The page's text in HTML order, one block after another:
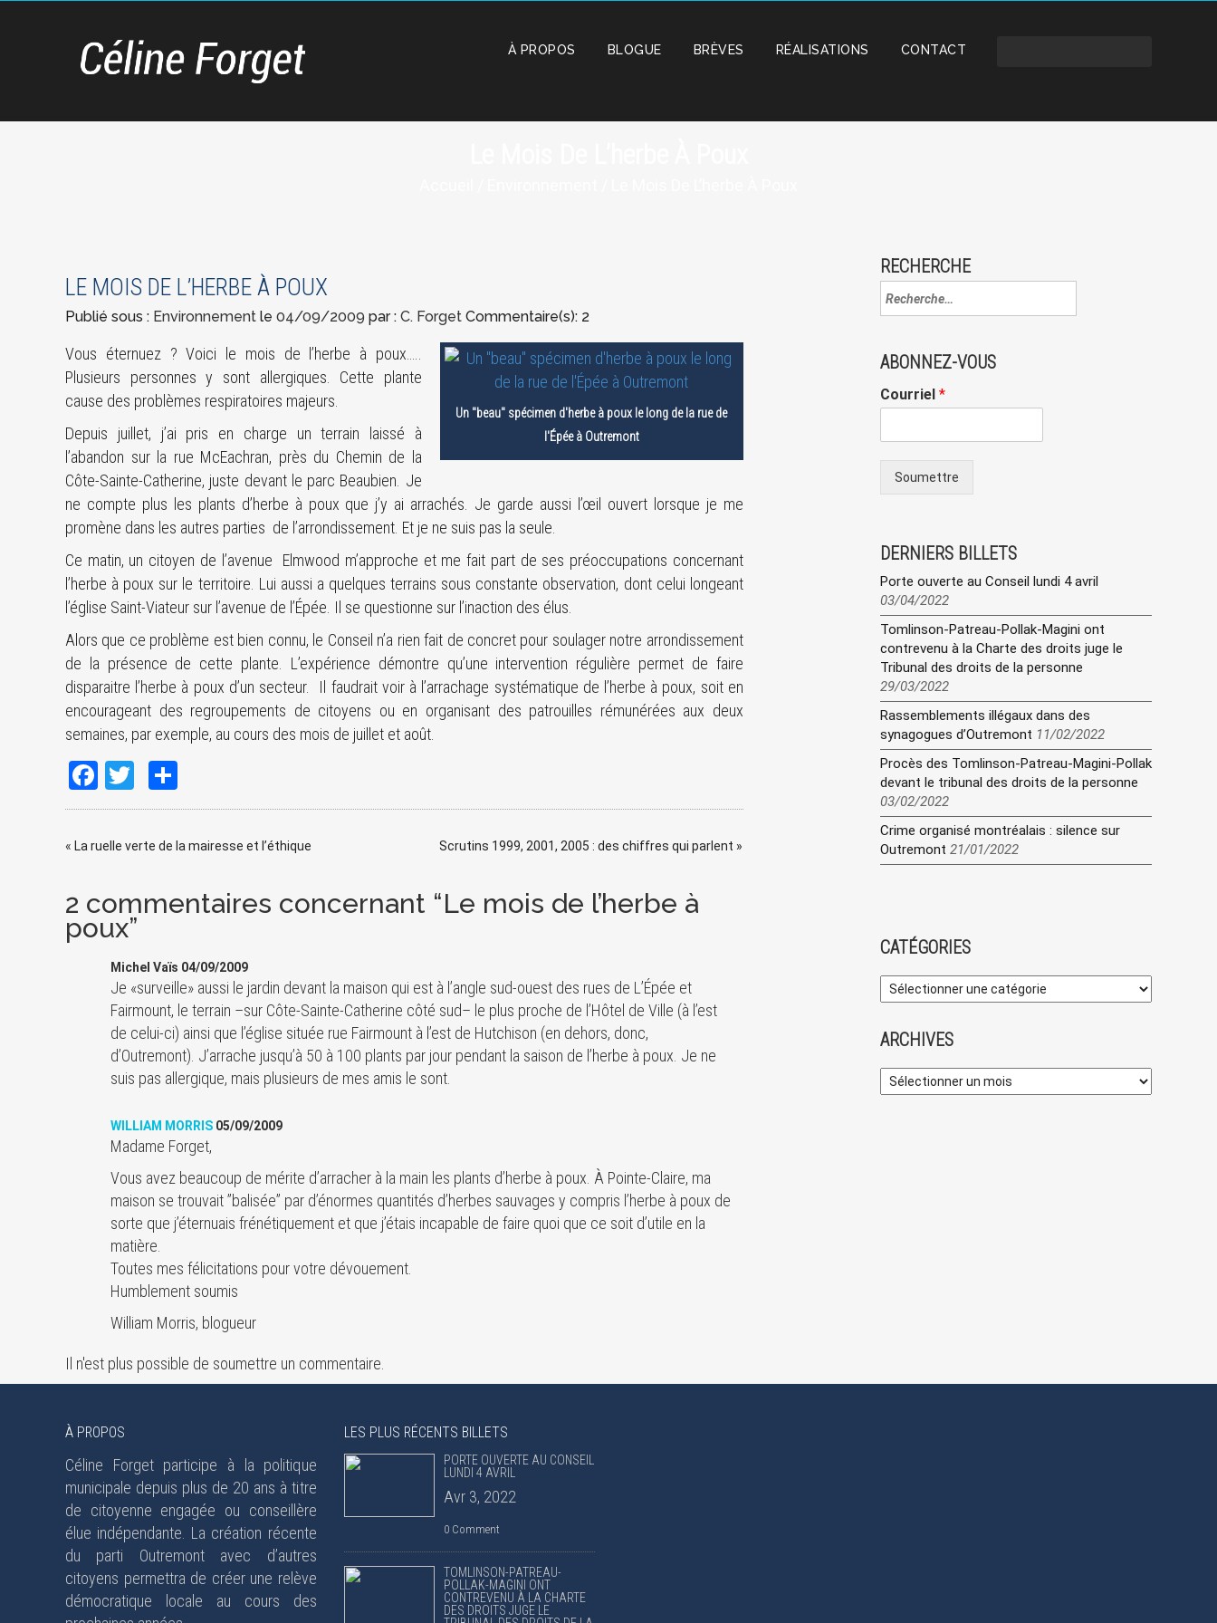
À PROPOS BLOGUE BRÈVES RÉALISATIONS CONTACT
LE MOIS DE L’HERBE À POUX
Publié sous : Environnement le 04/09/2009 par : C. Forget Commentaire(s): 2
Un "beau" spécimen d'herbe à poux le long de la rue de
l'Épée à Outremont
Vous éternuez ? Voici le mois de l’herbe à poux…..
Plusieurs personnes y sont allergiques. Cette plante
cause des problèmes respiratoires majeurs.
Depuis juillet, j’ai pris en charge un terrain laissé à
l’abandon sur la rue McEachran, près du Chemin de la
Côte-Sainte-Catherine, juste devant le parc Beaubien. Je
ne compte plus les plants d’herbe à poux que j’y ai arrachés. Je garde aussi l’œil ouvert lorsque je me
promène dans les autres parties de l’arrondissement. Et je ne suis pas la seule.
Ce matin, un citoyen de l’avenue Elmwood m’approche et me fait part de ses préoccupations concernant
l’herbe à poux sur le territoire. Lui aussi a quelques terrains sous constante observation, dont celui longeant
l’église Saint-Viateur sur l’avenue de l’Épée. Il se questionne sur l’inaction des élus.
Alors que ce problème est bien connu, le Conseil n’a rien fait de concret pour soulager notre arrondissement
de la présence de cette plante. L’expérience démontre qu’une intervention régulière permet de faire
disparaitre l’herbe à poux d’un secteur. Il faudrait voir à l’arrachage systématique de l’herbe à poux, soit en
encourageant des regroupements de citoyens ou en organisant des patrouilles rémunérées aux deux
semaines, par exemple, au cours des mois de juillet et août.
FacebookTwitter
« La ruelle verte de la mairesse et l’éthique Scrutins 1999, 2001, 2005 : des chiffres qui parlent »
2 commentaires concernant “Le mois de l’herbe à
poux”
Michel Vaïs 04/09/2009
Je «surveille» aussi le jardin devant la maison qui est à l’angle sud-ouest des rues de L’Épée et
Fairmount, le terrain –sur Côte-Sainte-Catherine côté sud– le plus proche de l’Hôtel de Ville (à l’est
de celui-ci) ainsi que l’église située rue Fairmount à l’est de Hutchison (en dehors, donc,
d’Outremont). J’arrache jusqu’à 50 à 100 plants par jour pendant la saison de l’herbe à poux. Je ne
suis pas allergique, mais plusieurs de mes amis le sont.
WILLIAM MORRIS 05/09/2009
Madame Forget,
Vous avez beaucoup de mérite d’arracher à la main les plants d’herbe à poux. À Pointe-Claire, ma
maison se trouvait ”balisée” par d’énormes quantités d’herbes sauvages y compris l’herbe à poux de
sorte que j’éternuais frénétiquement et que j’étais incapable de faire quoi que ce soit d’utile en la
matière.
Toutes mes félicitations pour votre dévouement.
Humblement soumis
William Morris, blogueur
Il n'est plus possible de soumettre un commentaire.
RECHERCHE
ABONNEZ-VOUS
Courriel *
Soumettre
DERNIERS BILLETS
Porte ouverte au Conseil lundi 4 avril
03/04/2022
Tomlinson-Patreau-Pollak-Magini ont
contrevenu à la Charte des droits juge le
Tribunal des droits de la personne
29/03/2022
Rassemblements illégaux dans des
synagogues d’Outremont 11/02/2022
Procès des Tomlinson-Patreau-Magini-Pollak
devant le tribunal des droits de la personne
03/02/2022
Crime organisé montréalais : silence sur
Outremont 21/01/2022
CATÉGORIES
ARCHIVES
À PROPOS
Céline Forget participe à la politique
municipale depuis plus de 20 ans à titre
de citoyenne engagée ou conseillère
élue indépendante. La création récente
du parti Outremont avec d’autres
citoyens permettra de créer une relève
démocratique locale au cours des
LES PLUS RÉCENTS BILLETS
PORTE OUVERTE AU CONSEIL
LUNDI 4 AVRIL
Avr 3, 2022
0 Comment
TOMLINSON-PATREAU-
POLLAK-MAGINI ONT
CONTREVENU À LA CHARTE
DES DROITS JUGE LE